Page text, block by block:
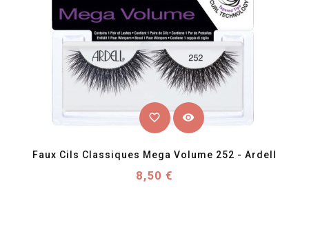
favorite_border visibility
Faux Cils Classiques Mega Volume 252 - Ardell
Prix
8,50 €